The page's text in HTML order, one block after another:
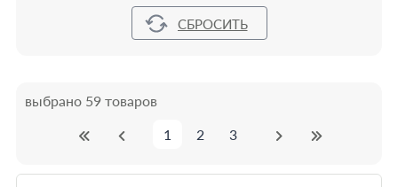
выбрано 59 товаров
1
2 3